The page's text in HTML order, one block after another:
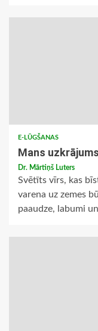
E-LŪGŠANAS
Mans uzkrājums
Dr. Mārtiņš Luters
Svētīts vīrs, kas
varena uz zemes
paaudze, labumi